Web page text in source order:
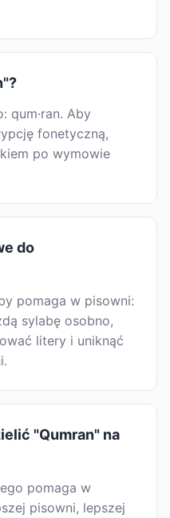
qum·ran. Aby
fonetyczną,
po wymowie
do
pomaga w pisowni:
sylabę osobno,
litery i uniknąć
"Qumran" na
pomaga w
pisowni, lepszej